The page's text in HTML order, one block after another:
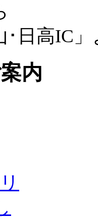
･日高IC
内